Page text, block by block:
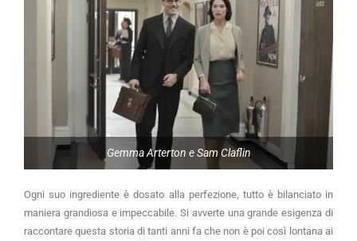
Gemma Arterton e Sam Claflin
Ogni suo ingrediente è dosato alla perfezione, tutto è bilanciato in
maniera grandiosa e impeccabile. Si avverte una grande esigenza di
raccontare questa storia di tanti anni fa che non è poi così lontana ai